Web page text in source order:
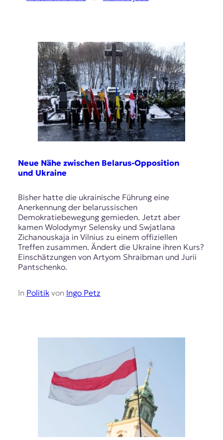
Neue Nähe zwischen Belarus-Opposition
und Ukraine
Bisher hatte die ukrainische Führung eine
Anerkennung der belarussischen
Demokratiebewegung gemieden. Jetzt aber
kamen Wolodymyr Selensky und Swjatlana
Zichanouskaja in Vilnius zu einem offiziellen
Treffen zusammen. Ändert die Ukraine ihren Kurs?
Einschätzungen von Artyom Shraibman und Jurii
Pantschenko.
In Politikvon Ingo Petz